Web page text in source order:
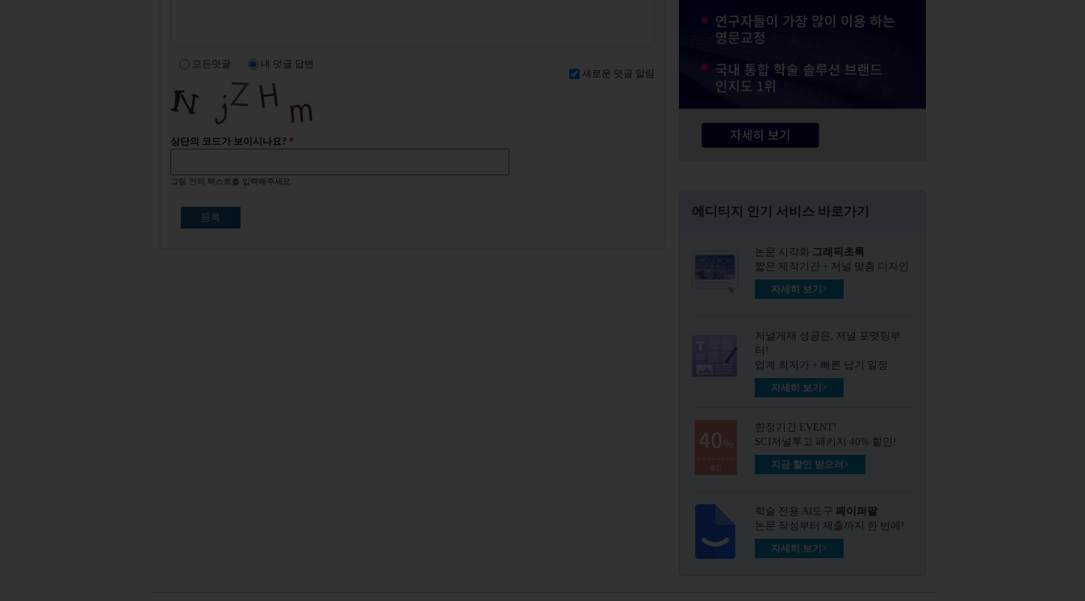
새로운 덧글 알림
모든덧글 내 덧글 답변
상단의 코드가 보이시나요? *
그림 안의 텍스트를 입력해주세요.
에디티지 인기 서비스 바로가기
논문 시각화 그래픽초록​
짧은 제작기간 + 저널 맞춤 디자인
자세히 보기>
저널게재 성공은, 저널 포맷팅부
터!
업계 최저가 + 빠른 납기 일정
자세히 보기>
한정기간 EVENT!
SCI저널투고 패키지 40% 할인!
지금 할인 받으러>
학술 전용 AI도구 페이퍼팔
논문 작성부터 제출까지 한 번에!
자세히 보기>